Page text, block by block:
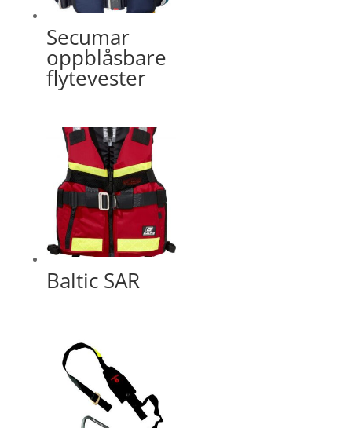
Secumar
oppblåsbare
flytevester
Baltic SAR